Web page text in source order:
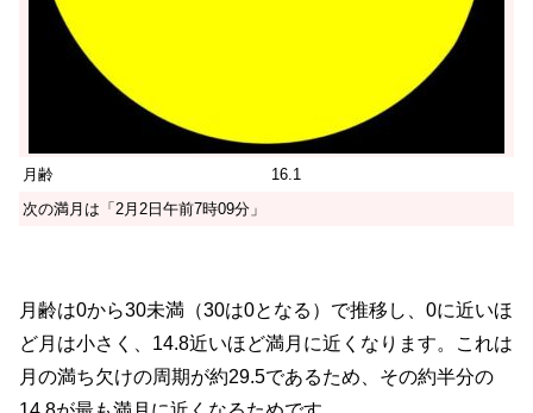
月齢
16.1
次の満月は「2月2日午前7時09分」
月齢は0から30未満（30は0となる）で推移し、0に近いほ
ど月は小さく、14.8近いほど満月に近くなります。これは
月の満ち欠けの周期が約29.5であるため、その約半分の